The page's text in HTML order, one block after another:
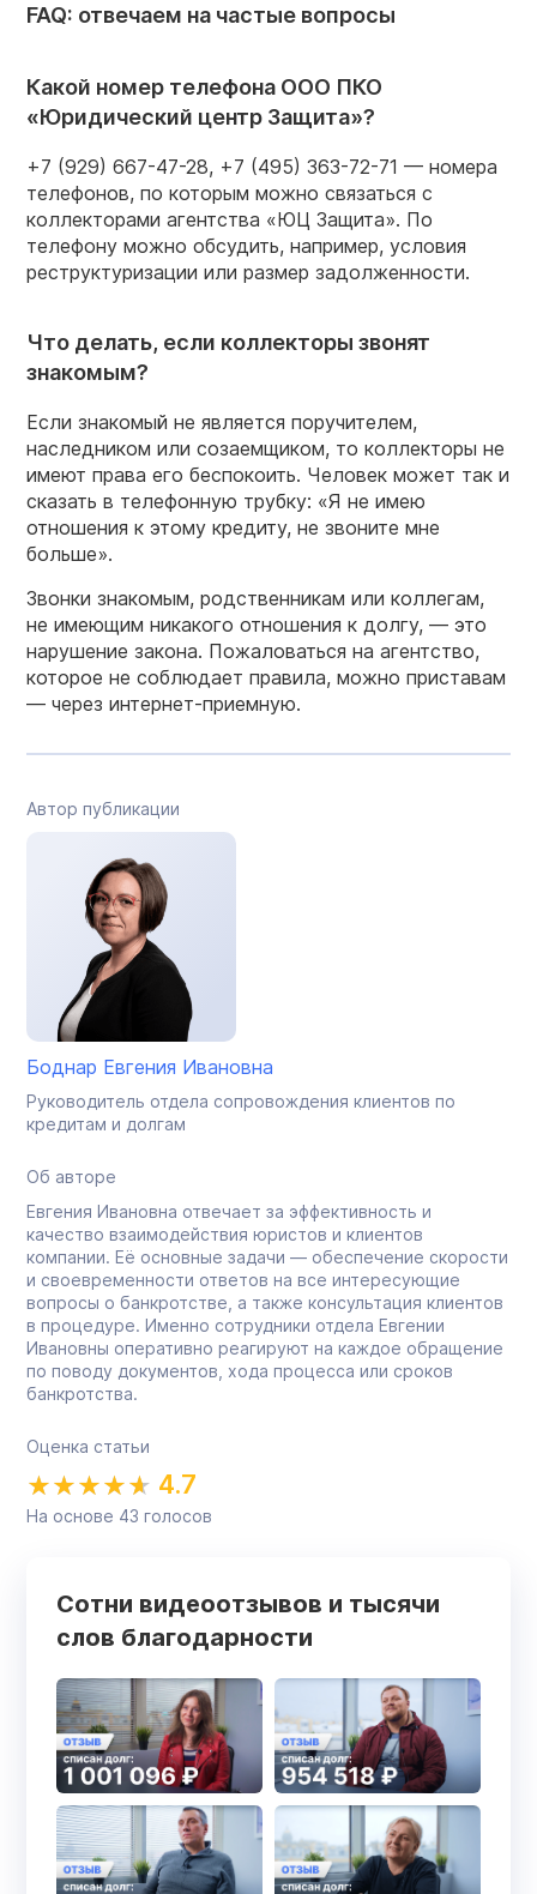
FAQ: отвечаем на частые вопросы
Какой номер телефона ООО ПКО
«Юридический центр Защита»?
+7 (929) 667-47-28, +7 (495) 363-72-71 — номера
телефонов, по которым можно связаться с
коллекторами агентства «ЮЦ Защита». По
телефону можно обсудить, например, условия
реструктуризации или размер задолженности.
Что делать, если коллекторы звонят
знакомым?
Если знакомый не является поручителем,
наследником или созаемщиком, то коллекторы не
имеют права его беспокоить. Человек может так и
сказать в телефонную трубку: «Я не имею
отношения к этому кредиту, не звоните мне
больше».
Звонки знакомым, родственникам или коллегам,
не имеющим никакого отношения к долгу, — это
нарушение закона. Пожаловаться на агентство,
которое не соблюдает правила, можно приставам
— через интернет-приемную.
Автор публикации
Боднар Евгения Ивановна
Руководитель отдела сопровождения клиентов по
кредитам и долгам
Об авторе
Евгения Ивановна отвечает за эффективность и
качество взаимодействия юристов и клиентов
компании. Её основные задачи — обеспечение скорости
и своевременности ответов на все интересующие
вопросы о банкротстве, а также консультация клиентов
в процедуре. Именно сотрудники отдела Евгении
Ивановны оперативно реагируют на каждое обращение
по поводу документов, хода процесса или сроков
банкротства.
Оценка статьи
4.7
На основе 43 голосов
Сотни видеоотзывов и тысячи
слов благодарности